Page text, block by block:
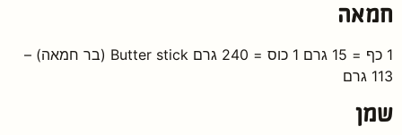
חמאה
1 כף = 15 גרם 1 כוס = 240 גרם Butter stick (בר חמאה) –
113 גרם
שמן